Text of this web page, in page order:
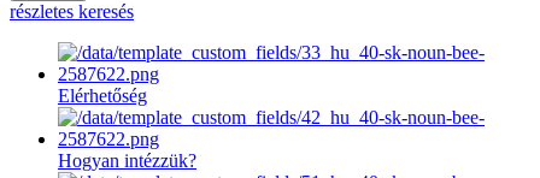
részletes keresés
Elérhetőség
Hogyan intézzük?